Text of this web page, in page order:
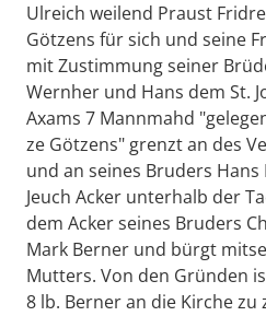
Ulreich weilend Praust
Götzens für sich und seine
mit Zustimmung seiner
Wernher und Hans dem St.
Axams 7 Mannmahd
ze Götzens" grenzt an des
und an seines Bruders
Jeuch Acker unterhalb der
dem Acker seines Bruders
Mark Berner und bürgt
Mutters. Von den Gründen
8 lb. Berner an die Kirche zu